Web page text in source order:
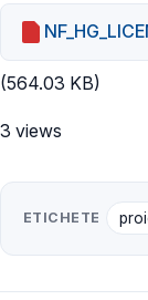
(564.03 KB)
3 views
ETICHETE